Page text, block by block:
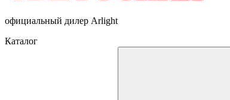
официальный дилер Arlight
Каталог